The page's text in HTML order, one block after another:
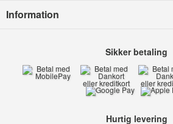
Information
Sikker betaling
Hurtig levering